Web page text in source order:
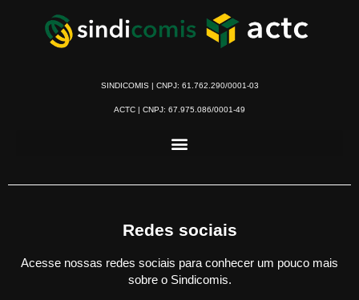
SINDICOMIS | CNPJ: 61.762.290/0001-03
ACTC | CNPJ: 67.975.086/0001-49
Redes sociais
Acesse nossas redes sociais para conhecer um pouco mais
sobre o Sindicomis.